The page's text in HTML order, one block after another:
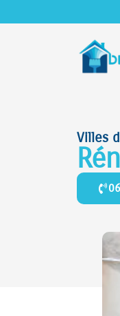
Villes